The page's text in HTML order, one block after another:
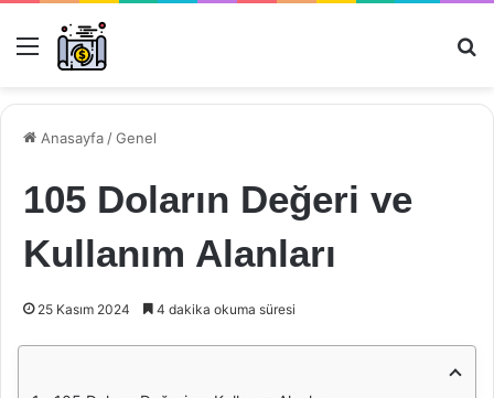
Menü
Anasayfa /Genel
105 Doların Değeri ve
Kullanım Alanları
25 Kasım 2024 4 dakika okuma süresi